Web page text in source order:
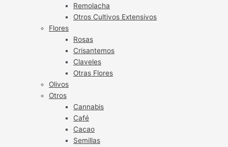
Remolacha
Otros Cultivos Extensivos
Flores
Rosas
Crisantemos
Claveles
Otras Flores
Olivos
Otros
Cannabis
Café
Cacao
Semillas